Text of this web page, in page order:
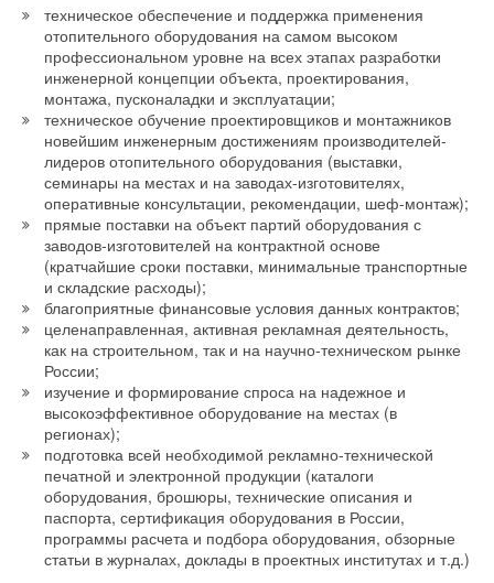
техническое обеспечение и поддержка применения
отопительного оборудования на самом высоком
профессиональном уровне на всех этапах разработки
инженерной концепции объекта, проектирования,
монтажа, пусконаладки и эксплуатации;
техническое обучение проектировщиков и монтажников
новейшим инженерным достижениям производителей-
лидеров отопительного оборудования (выставки,
семинары на местах и на заводах-изготовителях,
оперативные консультации, рекомендации, шеф-монтаж);
прямые поставки на объект партий оборудования с
заводов-изготовителей на контрактной основе
(кратчайшие сроки поставки, минимальные транспортные
и складские расходы);
благоприятные финансовые условия данных контрактов;
целенаправленная, активная рекламная деятельность,
как на строительном, так и на научно-техническом рынке
России;
изучение и формирование спроса на надежное и
высокоэффективное оборудование на местах (в
регионах);
подготовка всей необходимой рекламно-технической
печатной и электронной продукции (каталоги
оборудования, брошюры, технические описания и
паспорта, сертификация оборудования в России,
программы расчета и подбора оборудования, обзорные
статьи в журналах, доклады в проектных институтах и т.д.)
Рис. 4. Схема очистки от
азота и фосфора в 1-й
секции аэротенка II-й
очереди КОС г. Колпино
Таблица 3
Экологическая безопасность водных источников оценивается
степенью достижения нормативных показателей, в т.ч. по
соединениям азота и фосфора.
Высокий уровень загрязнения российских водоемов
биогенными элементами не позволяет рассчитывать на
процессы самоочищения, поэтому при утверждении
проектов вновь строящихся очистных сооружений и на
действующих станциях очистки к сбрасываемым сточным
водам предъявляются требования, как правило, на уровне
ПДК водоемов рыбохозяйственного назначения.
Большинство действующих в России сооружений очистки
городских стоков основано на применении традиционной
биотехнологии, дающей низкий съем фосфатов (до 20–30%)
и не обеспечивающей эффективного удаления нитратов,
перерасходу электроэнергии. При этом давление за насосом
и у потребителя может меняться в широком диапазоне,
иногда превышая в полтора-два раза требуемую величину.
Между тем, существует решение, позволяющее
поддерживать требуемое давление и при этом
минимизировать эксплуатационные затраты на
электропотребление. Это решение состоит в регулировании
частоты вращения мотора, позволяющем добиваться
постоянно высокого КПД насоса практически во всем
диапазоне изменения расхода. При максимальном
водоразборе насос работает в полную мощность на
максимальных числах оборотов.
В случае снижения водопотребления мотор насоса,
управляемый частотным преобразователем, автоматически
снижает обороты, чтобы привести подаваемый насосом
расход воды в соответствие с уменьшившимся
водопотреблением. При этом давление в сети
водоснабжения остается неизменным. Такой режим работы
позволяет сэкономить от 30 до 50% электроэнергии по
сравнению с насосами с постоянной частотой вращения.
Что это означает на практике? К примеру, для